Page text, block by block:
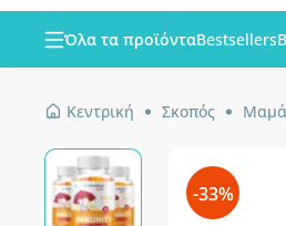
Όλα τα προϊόνταBestsellers
Κεντρική Σκοπός Μαμά
-33%